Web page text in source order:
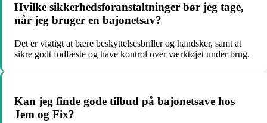
Hvilke sikkerhedsforanstaltninger bør jeg tage,
når jeg bruger en bajonetsav?
Det er vigtigt at bære beskyttelsesbriller og handsker, samt at
sikre godt fodfæste og have kontrol over værktøjet under brug.
Kan jeg finde gode tilbud på bajonetsave hos
Jem og Fix?